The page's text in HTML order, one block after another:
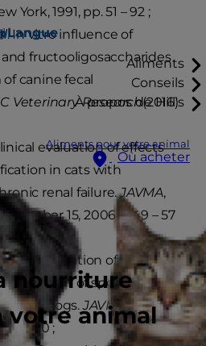
Langue
Aliments
Conseils
À propos de Hill's
Aliments pour votre animal
Où acheter
nourriture
votre animal
York, 1991, pp. 51 – 92 ;
. In vitro influence of
fructooligosaccharides
canine fecal
Veterinary Research(2016)
evaluation of effects
in cats with
renal failure.JAVMA,
15, 2006 ; 949 – 57
evaluation of dietary
treatment of spontaneous
in dogs.JAVMA2002
– 70 ;